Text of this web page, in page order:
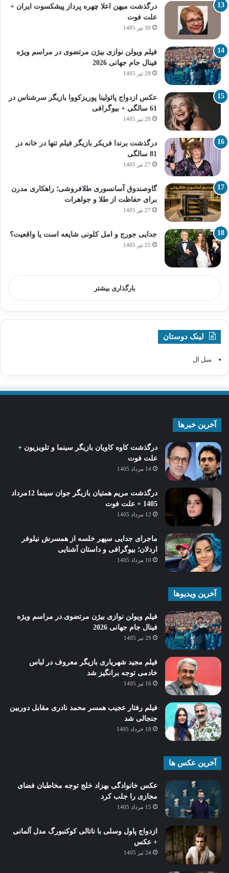
درگذشت میهن اعلا چهره پرداز پیشکسوت ایران +
علت فوت
30 تیر 1405
فیلم ویولن نوازی بیژن مرتضوی در مراسم ویژه
فینال جام جهانی 2026
29 تیر 1405
عکس ازدواج پائولینا پوریزکووا بازیگر سرشناس در
61 سالگی + بیوگرافی
28 تیر 1405
درگذشت برندا فریکر بازیگر فیلم تنها در خانه در
81 سالگی
27 تیر 1405
گاوصندوق آسانسوری طلافروشی؛ راهکاری مدرن
برای حفاظت از طلا و جواهرات
27 تیر 1405
جدایی جورج و امل کلونی شایعه است یا واقعیت؟
25 تیر 1405
بارگذاری بیشتر
لینک دوستان
مبل ال
آخرین خبرها
درگذشت کاوه کاویان بازیگر سینما و تلویزیون +
علت فوت
14 مرداد 1405
درگذشت مریم همتیان بازیگر جوان سینما 12مرداد
1405 + علت فوت
12 مرداد 1405
ماجرای جدایی سپهر خلسه از همسرش نیلوفر
اردلان؛ بیوگرافی و داستان آشنایی
10 مرداد 1405
آخرین ویدیوها
فیلم ویولن نوازی بیژن مرتضوی در مراسم ویژه
فینال جام جهانی 2026
29 تیر 1405
فیلم مجید شهریاری بازیگر معروف در لباس
خادمی توجه برانگیز شد
16 تیر 1405
فیلم رفتار عجیب همسر محمد نادری مقابل دوربین
جنجالی شد
18 خرداد 1405
آخرین عکس ها
عکس خانوادگی بهزاد خلج توجه مخاطبان فضای
مجازی را جلب کرد
15 مرداد 1405
ازدواج پاول وسلی با ناتالی کوکنبورگ مدل آلمانی
+ عکس
24 تیر 1405